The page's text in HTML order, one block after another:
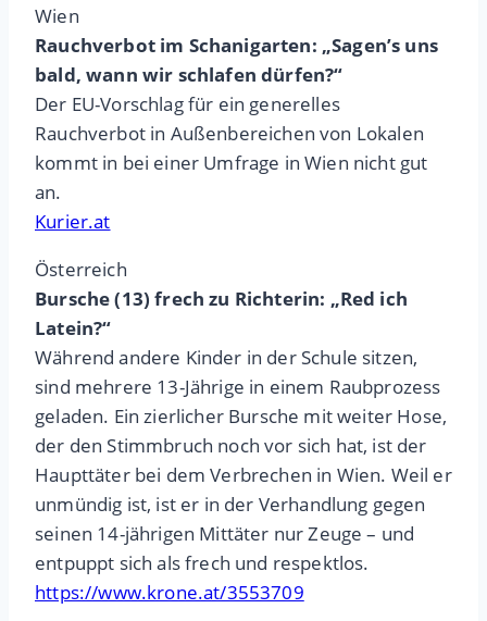
Wien
Rauchverbot im Schanigarten: „Sagen’s uns
bald, wann wir schlafen dürfen?“
Der EU-Vorschlag für ein generelles
Rauchverbot in Außenbereichen von Lokalen
kommt in bei einer Umfrage in Wien nicht gut
an.
Kurier.at
Österreich
Bursche (13) frech zu Richterin: „Red ich
Latein?“
Während andere Kinder in der Schule sitzen,
sind mehrere 13-Jährige in einem Raubprozess
geladen. Ein zierlicher Bursche mit weiter Hose,
der den Stimmbruch noch vor sich hat, ist der
Haupttäter bei dem Verbrechen in Wien. Weil er
unmündig ist, ist er in der Verhandlung gegen
seinen 14-jährigen Mittäter nur Zeuge – und
entpuppt sich als frech und respektlos.
https://www.krone.at/3553709